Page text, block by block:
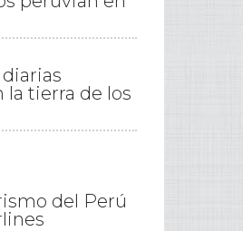
la tierra de los
del Perú